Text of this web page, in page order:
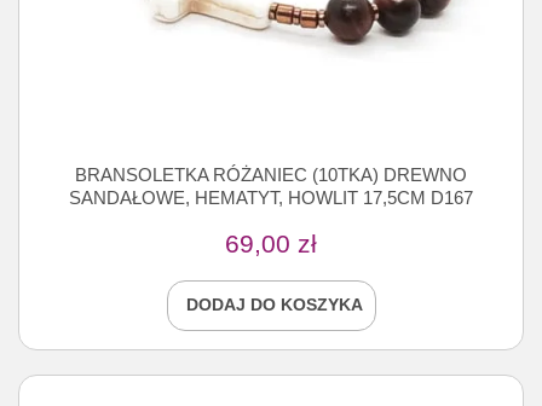
BRANSOLETKA RÓŻANIEC (10TKA) DREWNO
SANDAŁOWE, HEMATYT, HOWLIT 17,5CM D167
69,00 zł
DODAJ DO KOSZYKA